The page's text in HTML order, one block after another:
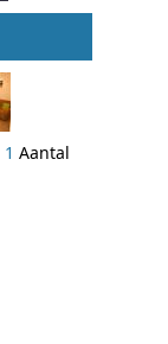
1 Aantal